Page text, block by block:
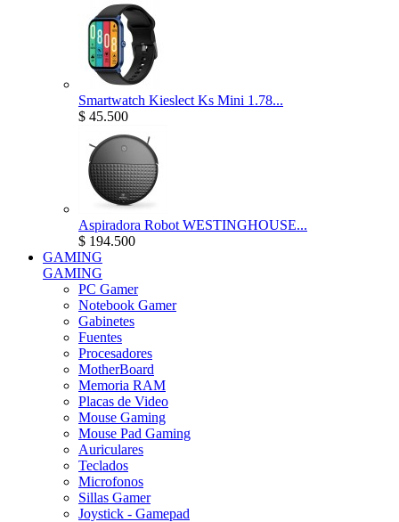
Smartwatch Kieslect Ks Mini 1.78...
$ 45.500
Aspiradora Robot WESTINGHOUSE...
$ 194.500
GAMING
GAMING
PC Gamer
Notebook Gamer
Gabinetes
Fuentes
Procesadores
MotherBoard
Memoria RAM
Placas de Video
Mouse Gaming
Mouse Pad Gaming
Auriculares
Teclados
Microfonos
Sillas Gamer
Joystick - Gamepad